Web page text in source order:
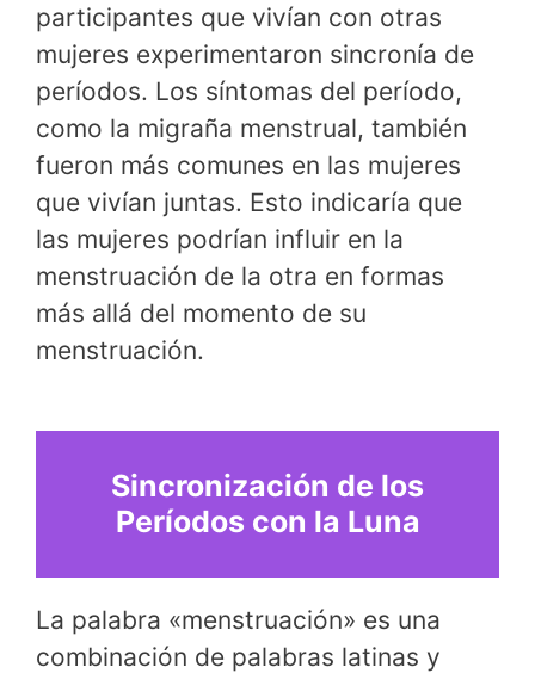
participantes que vivían con otras
mujeres experimentaron sincronía de
períodos. Los síntomas del período,
como la migraña menstrual, también
fueron más comunes en las mujeres
que vivían juntas. Esto indicaría que
las mujeres podrían influir en la
menstruación de la otra en formas
más allá del momento de su
menstruación.
Sincronización de los
Períodos con la Luna
La palabra «menstruación» es una
combinación de palabras latinas y